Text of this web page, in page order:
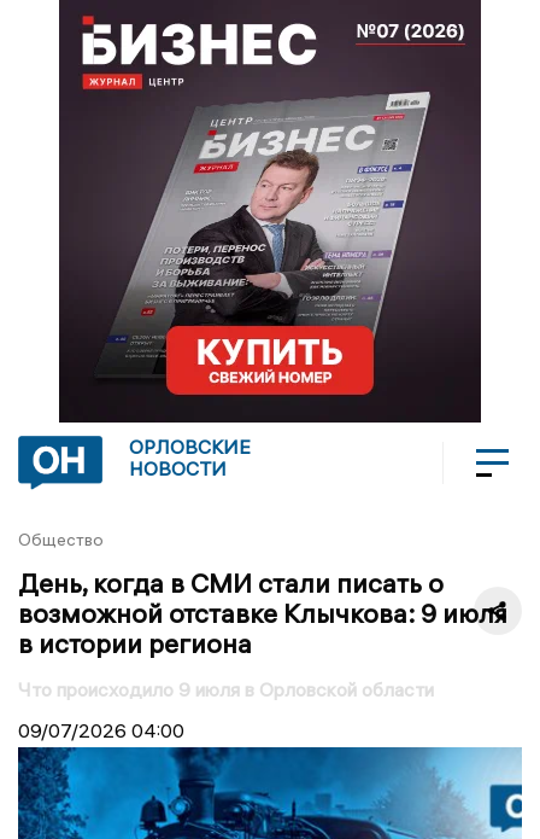
ОРЛОВСКИЕ
НОВОСТИ
Общество
День, когда в СМИ стали писать о
возможной отставке Клычкова: 9 июля
в истории региона
Что происходило 9 июля в Орловской области
09/07/2026 04:00